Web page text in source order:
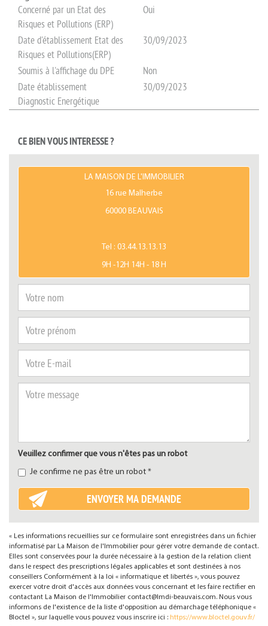
Concerné par un Etat des
Risques et Pollutions (ERP)
Oui
Date d'établissement Etat des
Risques et Pollutions(ERP)
30/09/2023
Soumis à l'affichage du DPE
Non
Date établissement
Diagnostic Energétique
30/09/2023
CE BIEN VOUS INTERESSE ?
LA MAISON DE L'IMMOBILIER
16 rue Malherbe
60000 BEAUVAIS
Tel : 03.44.13.13.13
9H -12H 14H - 18 H
Veuillez confirmer que vous n'êtes pas un robot
Je confirme ne pas être un robot *
« Les informations recueillies sur ce formulaire sont enregistrées dans un fichier
informatisé par La Maison de l'Immobilier pour gérer votre demande de contact.
Elles sont conservées pour la durée nécessaire à la gestion de la relation client
dans le respect des prescriptions légales applicables et sont destinées à nos
conseillers Conformément à la loi « informatique et libertés », vous pouvez
exercer votre droit d'accès aux données vous concernant et les faire rectifier en
contactant La Maison de l'Immobilier contact@lmdi-beauvais.com. Nous vous
informons de l'existence de la liste d'opposition au démarchage téléphonique «
Bloctel », sur laquelle vous pouvez vous inscrire ici : https://www.bloctel.gouv.fr/